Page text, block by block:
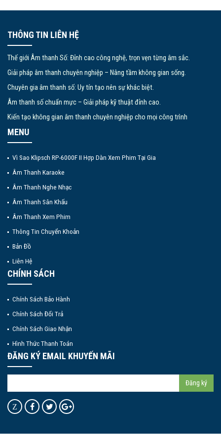
THÔNG TIN LIÊN HỆ
Thế giới Âm thanh Số: Đỉnh cao công nghệ, trọn vẹn từng âm sắc.
Giải pháp âm thanh chuyên nghiệp – Nâng tầm không gian sống.
Chuyên gia âm thanh số: Uy tín tạo nên sự khác biệt.
Âm thanh số chuẩn mực – Giải pháp kỹ thuật đỉnh cao.
Kiến tạo không gian âm thanh chuyên nghiệp cho mọi công trình
MENU
Vì Sao Klipsch RP-6000F II Hợp Dàn Xem Phim Tại Gia
Âm Thanh Karaoke
Âm Thanh Nghe Nhạc
Âm Thanh Sân Khấu
Âm Thanh Xem Phim
Thông Tin Chuyển Khoản
Bản Đồ
Liên Hệ
CHÍNH SÁCH
Chính Sách Bảo Hành
Chính Sách Đổi Trả
Chính Sách Giao Nhận
Hình Thức Thanh Toán
ĐĂNG KÝ EMAIL KHUYẾN MÃI
Đăng ký
Z